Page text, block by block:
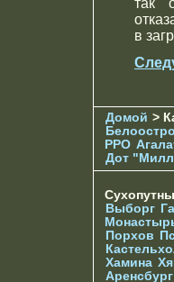
в
Домой >
РРО
Дот
Выборг
Порхов
Хамина
Аренсбург